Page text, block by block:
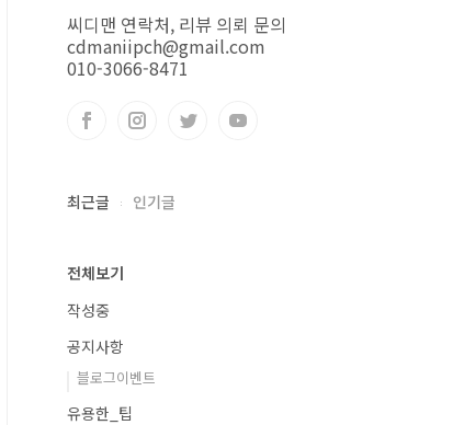
씨디맨 연락처, 리뷰 의뢰 문의
cdmaniipch@gmail.com
010-3066-8471
최근글 인기글
전체보기
작성중
공지사항
블로그이벤트
유용한_팁